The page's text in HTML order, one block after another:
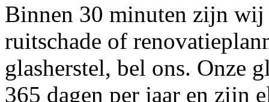
Binnen 30 minuten zijn wij
ruitschade of
glasherstel, bel ons. Onze
365 dagen per jaar en zijn